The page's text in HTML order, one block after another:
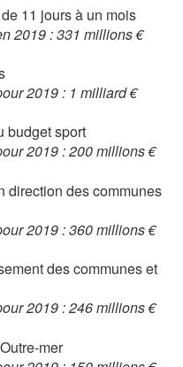
11 jours à un mois
2019 : 331 millions €
2019 : 1 milliard €
budget sport
2019 : 200 millions €
direction des communes
2019 : 360 millions €
des communes et
2019 : 246 millions €
mer